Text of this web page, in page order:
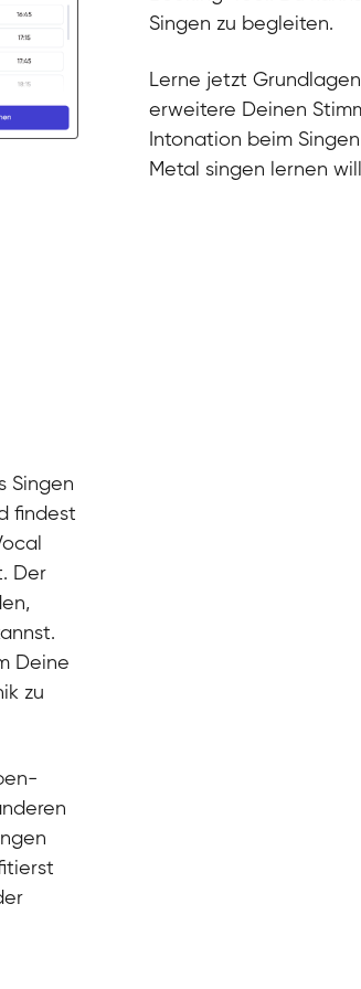
Gesang /
Klara
Gesang /
Ela
Gesang /
Singen zu begleiten.
Lerne jetzt
erweitere Deinen
Intonation beim
Metal singen lernen
Singen
findest
Der
Deine
zu